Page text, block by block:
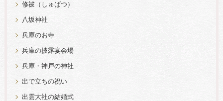
修祓（しゅばつ）
八坂神社
兵庫のお寺
兵庫の披露宴会場
兵庫・神戸の神社
出で立ちの祝い
出雲大社の結婚式